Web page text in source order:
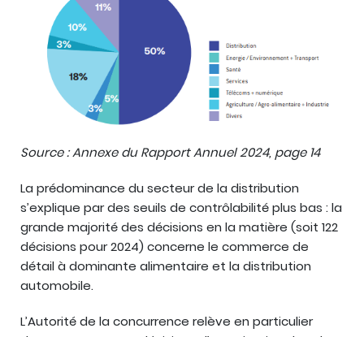
Source : Annexe du Rapport Annuel 2024, page 14
La prédominance du secteur de la distribution
s’explique par des seuils de contrôlabilité plus bas : la
grande majorité des décisions en la matière (soit 122
décisions pour 2024) concerne le commerce de
détail à dominante alimentaire et la distribution
automobile.
L’Autorité de la concurrence relève en particulier